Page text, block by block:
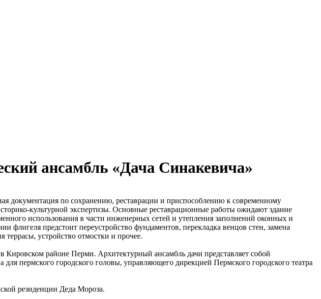
ансамбль «Дача Синакевича»
документация по сохранению, реставрации и приспособлению к современному
культурной экспертизы. Основные реставрационные работы ожидают здание
использования в части инженерных сетей и утепления заполнений оконных и
флигеля предстоит переустройство фундаментов, перекладка венцов стен, замена
устройство отмостки и прочее.
Кировском районе Перми. Архитектурный ансамбль дачи представляет собой
пермского городского головы, управляющего дирекцией Пермского городского театра
резиденции Деда Мороза.